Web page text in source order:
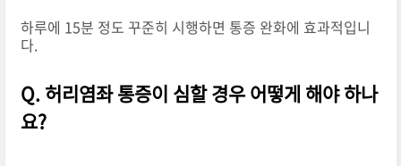
하루에 15분 정도 꾸준히 시행하면 통증 완화에 효과적입니
다.
Q. 허리염좌 통증이 심할 경우 어떻게 해야 하나
요?